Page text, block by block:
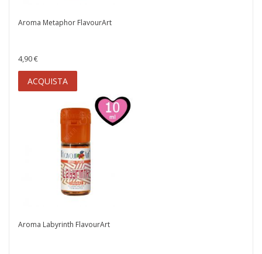
Aroma Metaphor FlavourArt
4,90 €
ACQUISTA
Aroma Labyrinth FlavourArt